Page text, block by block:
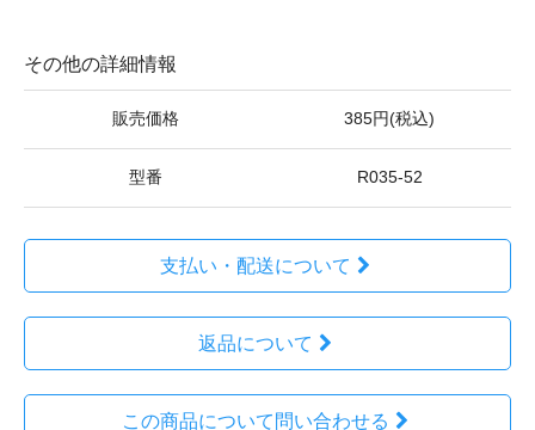
その他の詳細情報
販売価格 385円(税込)
型番 R035-52
支払い・配送について
返品について
この商品について問い合わせる